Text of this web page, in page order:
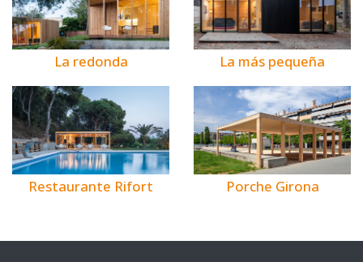
La redonda La más pequeña
Restaurante Rifort Porche Girona